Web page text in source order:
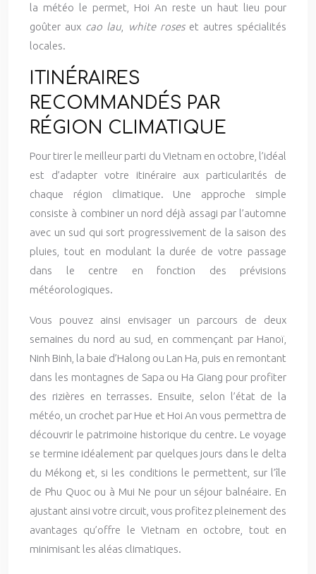
la météo le permet, Hoi An reste un haut lieu pour
goûter aux cao lau white roseset autres spécialités
locales.
ITINÉRAIRES
RECOMMANDÉS PAR
RÉGION CLIMATIQUE
Pour tirer le meilleur parti du Vietnam en octobre, l’idéal
est d’adapter votre itinéraire aux particularités de
chaque région climatique. Une approche simple
consiste à combiner un nord déjà assagi par l’automne
avec un sud qui sort progressivement de la saison des
pluies, tout en modulant la durée de votre passage
dans le centre en fonction des prévisions
météorologiques.
Vous pouvez ainsi envisager un parcours de deux
semaines du nord au sud, en commençant par Hanoï,
Ninh Binh, la baie d’Halong ou Lan Ha, puis en remontant
dans les montagnes de Sapa ou Ha Giang pour profiter
des rizières en terrasses. Ensuite, selon l’état de la
météo, un crochet par Hue et Hoi An vous permettra de
découvrir le patrimoine historique du centre. Le voyage
se termine idéalement par quelques jours dans le delta
du Mékong et, si les conditions le permettent, sur l’île
de Phu Quoc ou à Mui Ne pour un séjour balnéaire. En
ajustant ainsi votre circuit, vous profitez pleinement des
avantages qu’offre le Vietnam en octobre, tout en
minimisant les aléas climatiques.